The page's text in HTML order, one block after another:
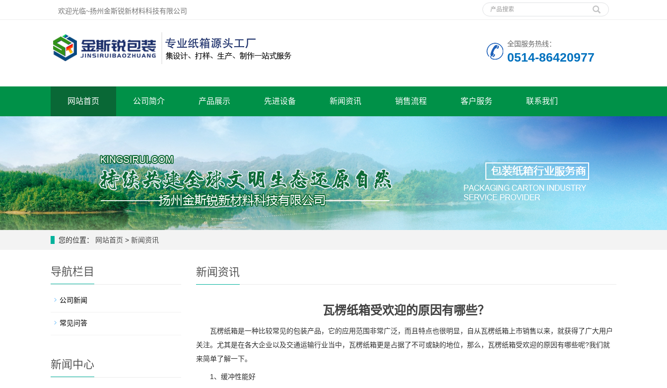
欢迎光临~扬州金斯锐新材料科技有限公司
全国服务热线：
0514-86420977
网站首页 公司简介 产品展示 先进设备 新闻资讯 销售流程 客户服务 联系我们
您的位置： 网站首页 > 新闻资讯
新闻资讯
瓦楞纸箱受欢迎的原因有哪些？
瓦楞纸箱是一种比较常见的包装产品，它的应用范围非常广泛，而且特点也很明显，自从瓦楞纸箱上市销售以来，就获得了广大用户
关注。尤其是在各大企业以及交通运输行业当中，瓦楞纸箱更是占据了不可或缺的地位，那么，瓦楞纸箱受欢迎的原因有哪些呢?我们就
来简单了解一下。
1、缓冲性能好
导航栏目
公司新闻
常见问答
新闻中心